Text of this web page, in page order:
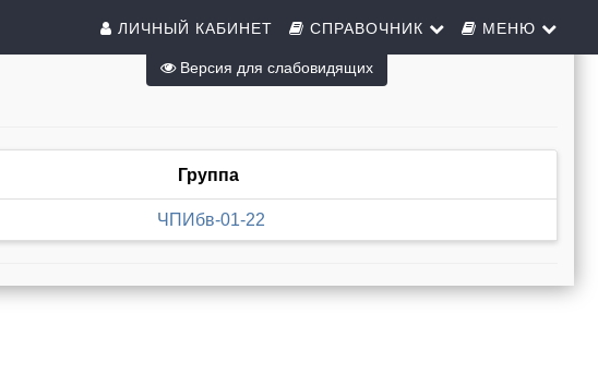
ЛИЧНЫЙ КАБИНЕТ СПРАВОЧНИК МЕНЮ
Группа
ЧПИбв-01-22
Версия для слабовидящих